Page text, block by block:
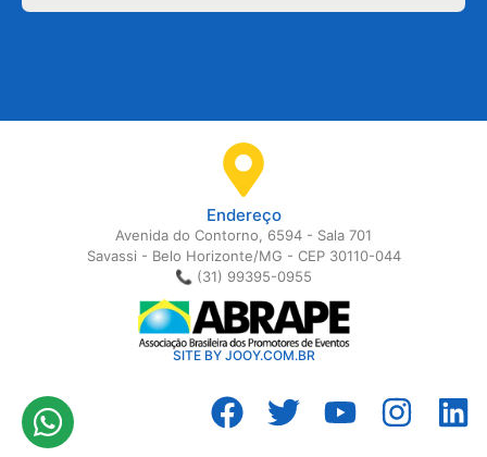
Endereço
Avenida do Contorno, 6594 - Sala 701
Savassi - Belo Horizonte/MG - CEP 30110-044
📞 (31) 99395-0955
SITE BY JOOY.COM.BR